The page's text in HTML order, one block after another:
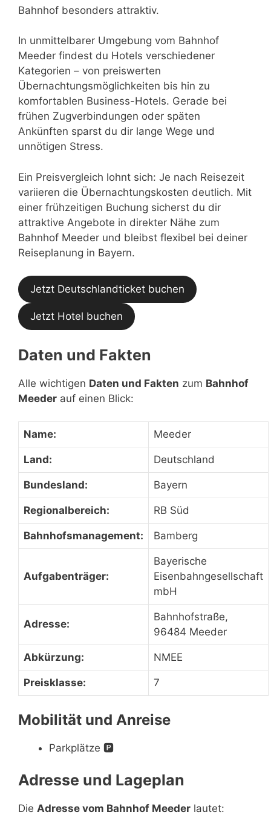
Bahnhof besonders attraktiv.
In unmittelbarer Umgebung vom Bahnhof
Meeder findest du Hotels verschiedener
Kategorien – von preiswerten
Übernachtungsmöglichkeiten bis hin zu
komfortablen Business-Hotels. Gerade bei
frühen Zugverbindungen oder späten
Ankünften sparst du dir lange Wege und
unnötigen Stress.
Ein Preisvergleich lohnt sich: Je nach Reisezeit
variieren die Übernachtungskosten deutlich. Mit
einer frühzeitigen Buchung sicherst du dir
attraktive Angebote in direkter Nähe zum
Bahnhof Meeder und bleibst flexibel bei deiner
Reiseplanung in Bayern.
Jetzt Deutschlandticket buchen
Jetzt Hotel buchen
Daten und Fakten
Alle wichtigen Daten und Fakten zum Bahnhof
Meeder auf einen Blick:
Name: Meeder
Land: Deutschland
Bundesland: Bayern
Regionalbereich: RB Süd
Bahnhofsmanagement: Bamberg
Aufgabenträger:
Bayerische
Eisenbahngesellschaft
mbH
Adresse:
Bahnhofstraße,
96484 Meeder
Abkürzung: NMEE
Preisklasse: 7
Mobilität und Anreise
Parkplätze 🅿️
Adresse und Lageplan
Die Adresse vom Bahnhof Meeder lautet: